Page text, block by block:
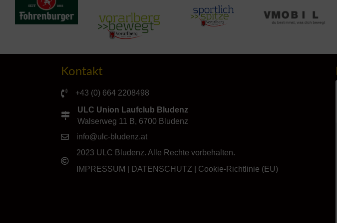
Kontakt
+43 (0) 664 2208498
ULC Union Laufclub Bludenz
Walserweg 11 B, 6700 Bludenz
info@ulc-bludenz.at
2023 ULC Bludenz. Alle Rechte vorbehalten.
IMPRESSUM
DATENSCHUTZ Cookie-Richtlinie (EU)